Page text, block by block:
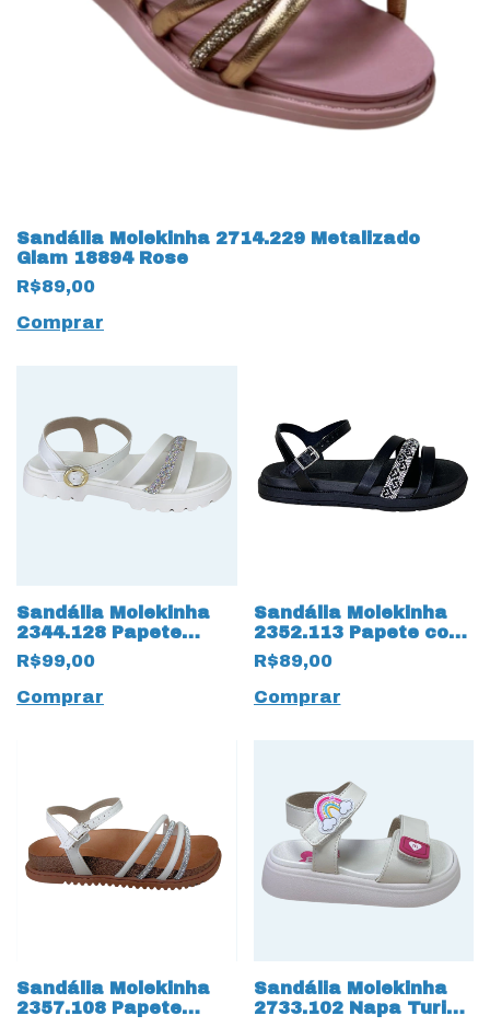
Sandália Molekinha 2714.229 Metalizado
Glam 18894 Rose
R$89,00
Comprar
Sandália Molekinha
2344.128 Papete
17542 Off White
R$99,00
Comprar
Sandália Molekinha
2352.113 Papete com
Strass 17533 Preto
R$89,00
Comprar
Sandália Molekinha
2357.108 Papete
Sandália Molekinha
2733.102 Napa Turim